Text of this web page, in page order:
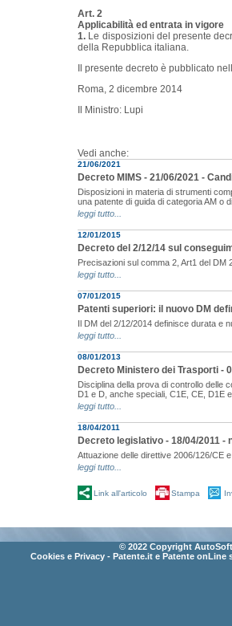
Art. 2
Applicabilità ed entrata in vigore
1. Le disposizioni del presente
della Repubblica italiana.
Il presente decreto è pubblicato
Roma, 2 dicembre 2014
Il Ministro: Lupi
Vedi anche:
21/06/2021
Decreto MIMS - 21/06/2021 -
Disposizioni in materia di strumenti
una patente di guida di categoria AM o
leggi tutto...
12/01/2015
Decreto del 2/12/14 sul
Precisazioni sul comma 2, Art1 del DM
leggi tutto...
07/01/2015
Patenti superiori: il nuovo DM
Il DM del 2/12/2014 definisce durata e
leggi tutto...
08/01/2013
Decreto Ministero dei Trasporti -
Disciplina della prova di controllo delle
D1 e D, anche speciali, C1E, CE, D1E
leggi tutto...
18/04/2011
Decreto legislativo - 18/04/2011 -
Attuazione delle direttive 2006/126/CE
leggi tutto...
Link all'articolo Stampa
© 2022 Copyright
Cookies e Privacy - Patente.it e Patente onLine